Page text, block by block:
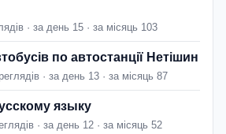
· за день 15 · за місяць 103
по автостанції Нетішин
· за день 13 · за місяць 87
языку
· за день 12 · за місяць 52